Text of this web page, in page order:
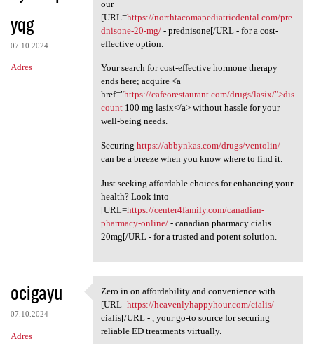
yqg
07.10.2024
Adres
our
[URL=https://northtacomapediatricdental.com/pre
dnisone-20-mg/- prednisone[/URL - for a cost-
effective option.
Your search for cost-effective hormone therapy
ends here; acquire <a
href="https://cafeorestaurant.com/drugs/lasix/">dis
count100 mg lasix</a> without hassle for your
well-being needs.
Securing https://abbynkas.com/drugs/ventolin/
can be a breeze when you know where to find it.
Just seeking affordable choices for enhancing your
health? Look into
[URL=https://center4family.com/canadian-
pharmacy-online/- canadian pharmacy cialis
20mg[/URL - for a trusted and potent solution.
ocigayu
07.10.2024
Adres
Zero in on affordability and
Zero in on affordability and convenience with
[URL=https://heavenlyhappyhour.com/cialis/-
cialis[/URL - , your go-to source for securing
reliable ED treatments virtually.